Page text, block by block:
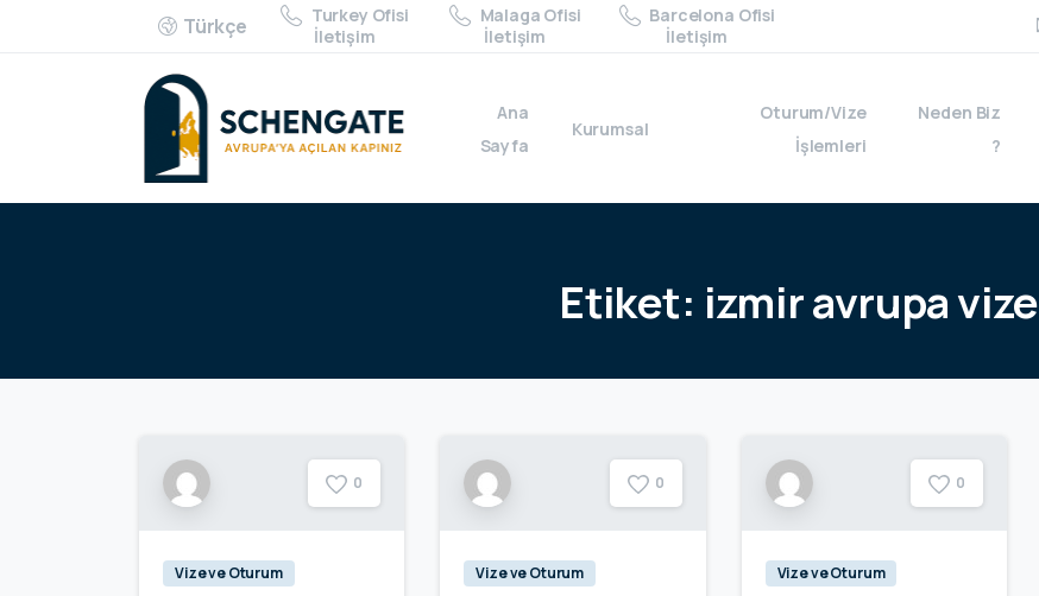
Türkçe
Turkey Ofisi
İletişim
Malaga Ofisi
İletişim
Barcelona Ofisi
İletişim
Ana
Sayfa
Kurumsal
Oturum/Vize
İşlemleri
Neden Biz
?
Etiket: izmiravrupavize
0
Vize ve Oturum
0
Vize ve Oturum
0
Vize ve Oturum